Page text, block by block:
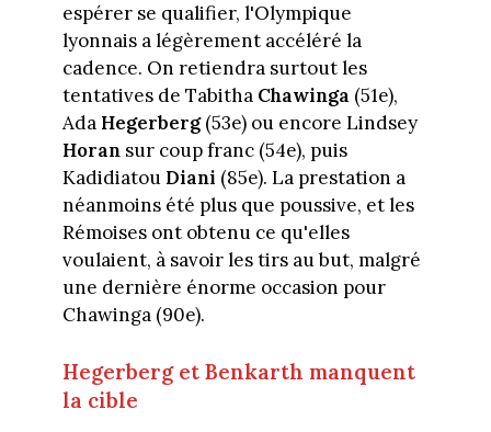
espérer se qualifier, l'Olympique
lyonnais a légèrement accéléré la
cadence. On retiendra surtout les
tentatives de Tabitha Chawinga (51e),
Ada Hegerberg(53e) ou encore Lindsey
Horan sur coup franc (54e), puis
Kadidiatou Diani (85e). La prestation a
néanmoins été plus que poussive, et les
Rémoises ont obtenu ce qu'elles
voulaient, à savoir les tirs au but, malgré
une dernière énorme occasion pour
Chawinga (90e).
Hegerberg et Benkarth manquent
la cible